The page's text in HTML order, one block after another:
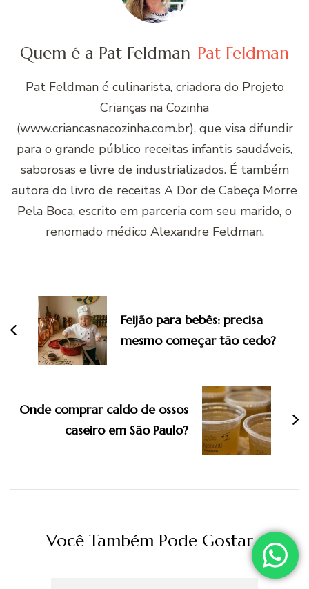
Quem é a Pat Feldman Pat Feldman
Pat Feldman é culinarista, criadora do Projeto
Crianças na Cozinha
(www.criancasnacozinha.com.br), que visa difundir
para o grande público receitas infantis saudáveis,
saborosas e livre de industrializados. É também
autora do livro de receitas A Dor de Cabeça Morre
Pela Boca, escrito em parceria com seu marido, o
renomado médico Alexandre Feldman.
post
Feijão para bebês: precisa
mesmo começar tão cedo?
Onde comprar caldo de ossos
caseiro em São Paulo?
Você Também Pode Gostar...